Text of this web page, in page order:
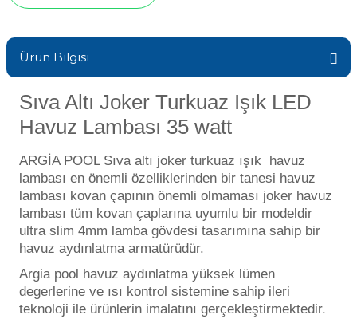
Wtr Havuz Kimyasalları Setleri
Alkalinite Düşürücü
Ayak Dezenfektanı
e Pool Expert
Havuz Sarf
Ürün Bilgisi
Sıva Altı Joker Turkuaz Işık LED
Havuz Lambası 35 watt
ARGİA POOL Sıva altı joker turkuaz ışık havuz
lambası en önemli özelliklerinden bir tanesi havuz
lambası kovan çapının önemli olmaması joker havuz
lambası tüm kovan çaplarına uyumlu bir modeldir
ultra slim 4mm lamba gövdesi tasarımına sahip bir
havuz aydınlatma armatürüdür.
Argia pool havuz aydınlatma yüksek lümen
degerlerine ve ısı kontrol sistemine sahip ileri
teknoloji ile ürünlerin imalatını gerçekleştirmektedir.